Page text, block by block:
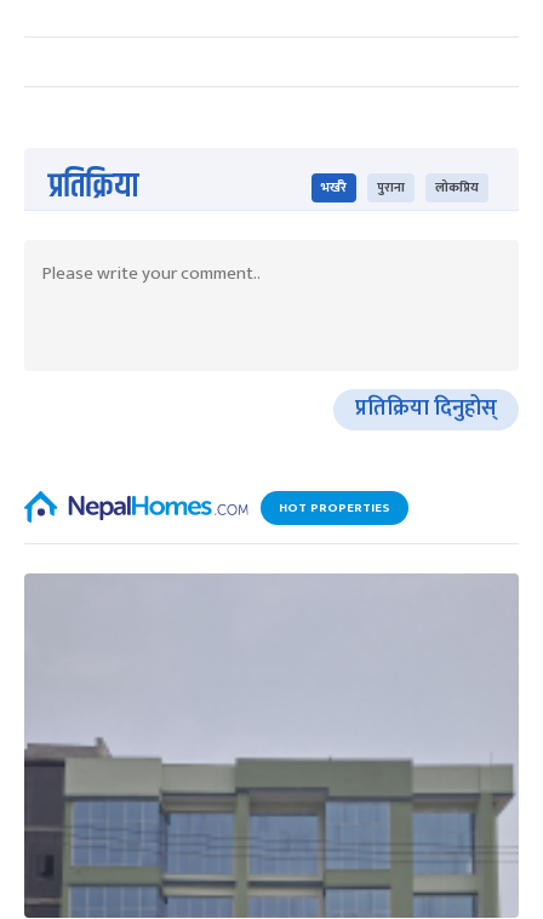
प्रतिक्रिया भर्खरै पुराना लोकप्रिय
प्रतिक्रिया दिनुहोस्
HOT PROPERTIES